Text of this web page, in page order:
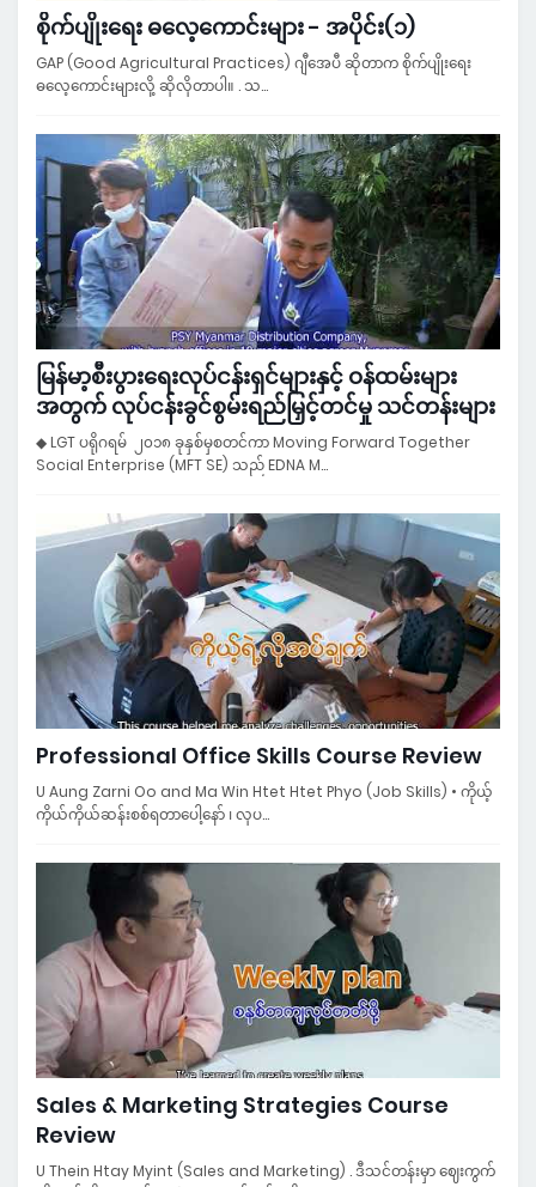
စိုက်ပျိုးရေး ဓလေ့ကောင်းများ - အပိုင်း(၁)
GAP (Good Agricultural Practices) ဂျီအေပီ ဆိုတာက စိုက်ပျိုးရေး
ဓလေ့ကောင်းများလို့ ဆိုလိုတာပါ။ . သ…
မြန်မာ့စီးပွားရေးလုပ်ငန်းရှင်များနှင့် ဝန်ထမ်းများ
အတွက် လုပ်ငန်းခွင်စွမ်းရည်မြှင့်တင်မှု သင်တန်းများ
◆ LGT ပရိုဂရမ် ၂၀၁၈ ခုနှစ်မှစတင်ကာ Moving Forward Together
Social Enterprise (MFT SE) သည် EDNA M…
Professional Office Skills Course Review
U Aung Zarni Oo and Ma Win Htet Htet Phyo (Job Skills) • ကိုယ့်
ကိုယ်ကိုယ်ဆန်းစစ်ရတာပေါ့နော် ၊ လုပ…
Sales & Marketing Strategies Course
Review
U Thein Htay Myint (Sales and Marketing) . ဒီသင်တန်းမှာ ဈေးကွက်